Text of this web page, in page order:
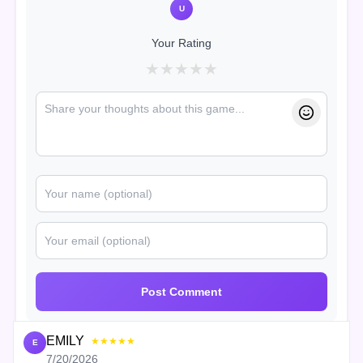
U
Your Rating
★ ★ ★ ★ ★
Post Comment
E EMILY ★★★★★
7/20/2026